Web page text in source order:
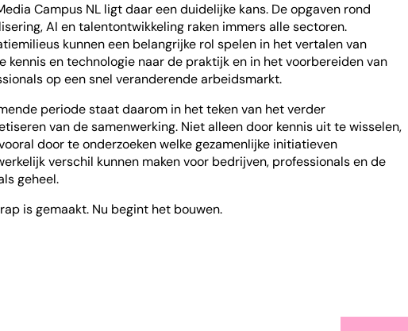
Campus NL ligt daar een duidelijke kans. De opgaven rond
AI en talentontwikkeling raken immers alle sectoren.
kunnen een belangrijke rol spelen in het vertalen van
kennis en technologie naar de praktijk en in het voorbereiden van
op een snel veranderende arbeidsmarkt.
periode staat daarom in het teken van het verder
van de samenwerking. Niet alleen door kennis uit te wisselen,
door te onderzoeken welke gezamenlijke initiatieven
verschil kunnen maken voor bedrijven, professionals en de
geheel.
is gemaakt. Nu begint het bouwen.